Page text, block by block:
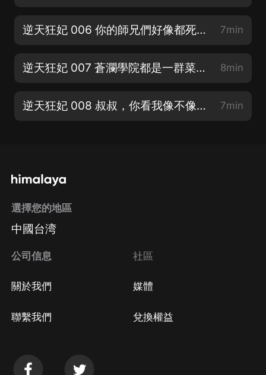
逆天狂妃 006 你的師兄們好像都死了呢！【七貓霸榜神作，爽到死】 7min
逆天狂妃 007 蒼瀾學院都是一群菜狗嗎【七貓玄幻霸榜神作，評價會加更哦】 8min
逆天狂妃 008 叔叔，你看我像不像你兒子？【截止11月底月票榜前3紅包8.8元】 7min
選擇您的地區
中國台湾
公司信息
關於我們
聯繫我們
社區
媒體
兌換權益